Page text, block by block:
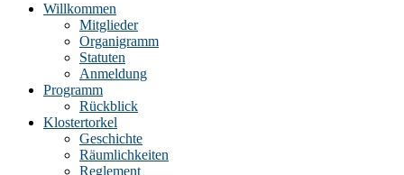
Willkommen
Mitglieder
Organigramm
Statuten
Anmeldung
Programm
Rückblick
Klostertorkel
Geschichte
Räumlichkeiten
Reglement